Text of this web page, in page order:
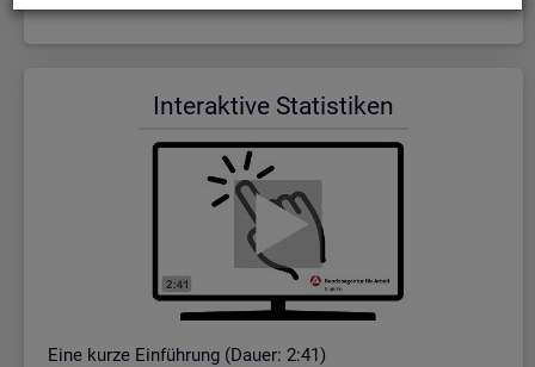
In­ter­ak­ti­ve Sta­tis­ti­ken
Eine kurze Ein­füh­rung (Dauer: 2:41)